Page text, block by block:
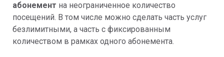
абонемент на неограниченное количество
посещений. В том числе можно сделать часть услуг
безлимитными, а часть с фиксированным
количеством в рамках одного абонемента.